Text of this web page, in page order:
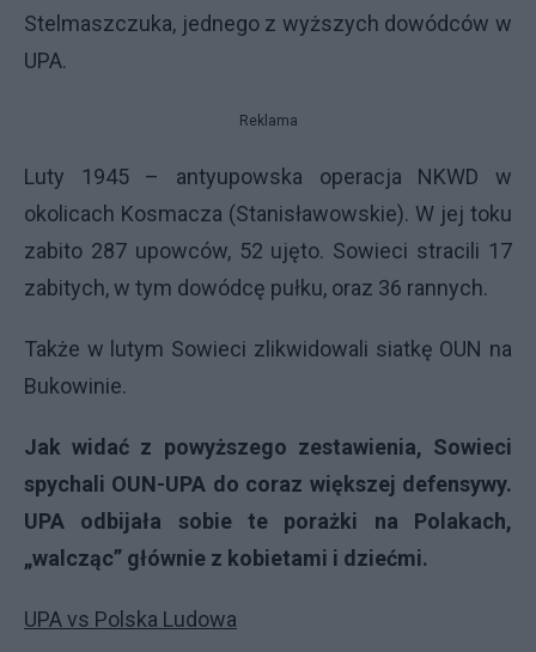
Stelmaszczuka, jednego z wyższych dowódców w
UPA.
Reklama
Luty 1945 – antyupowska operacja NKWD w
okolicach Kosmacza (Stanisławowskie). W jej toku
zabito 287 upowców, 52 ujęto. Sowieci stracili 17
zabitych, w tym dowódcę pułku, oraz 36 rannych.
Także w lutym Sowieci zlikwidowali siatkę OUN na
Bukowinie.
Jak widać z powyższego zestawienia, Sowieci
spychali OUN-UPA do coraz większej defensywy.
UPA odbijała sobie te porażki na Polakach,
„walcząc” głównie z kobietami i dziećmi.
UPAvs Polska Ludowa